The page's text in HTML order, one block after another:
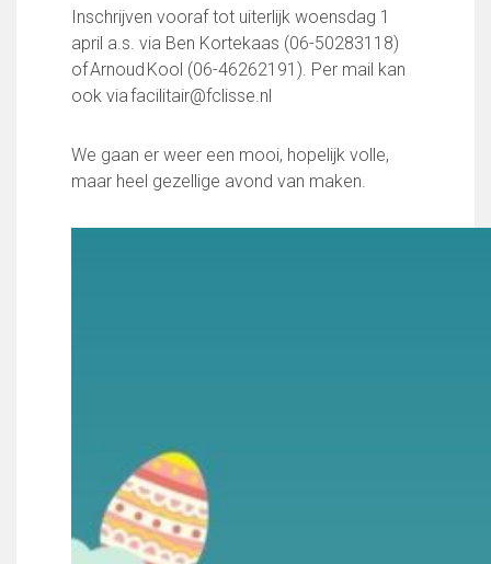
Beleidsplan Jeugd
Keepersopleiding
Partnerclub van Ajax
LED-boarding NIEUW!
Sponsoren
Vertrouwenspersonen
Financieel contactpersoon
Inschrijven vooraf tot uiterlijk woensdag 1
april a.s. via Ben Kortekaas (06-50283118)
of Arnoud Kool (06-46262191). Per mail kan
ook via facilitair@fclisse.nl
We gaan er weer een mooi, hopelijk volle,
maar heel gezellige avond van maken.